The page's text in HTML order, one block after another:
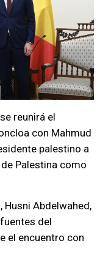
reunirá el
con Mahmud
palestino a
Palestina como
Husni Abdelwahed,
del
el encuentro con